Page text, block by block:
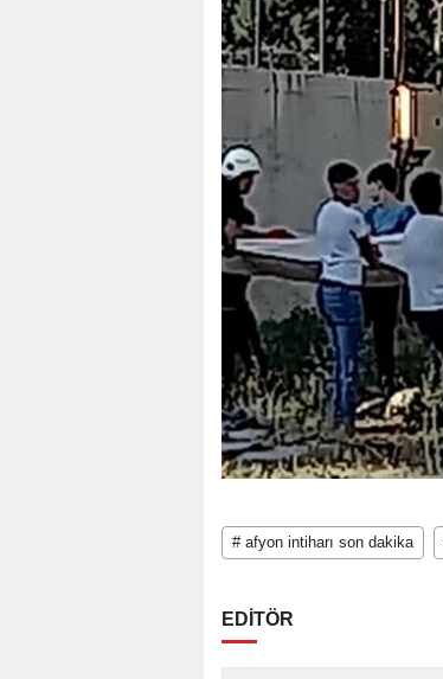
# afyon intiharı son dakika
EDİTÖR